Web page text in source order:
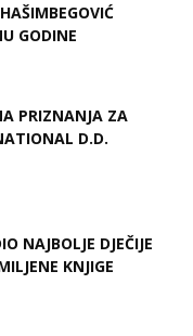
GODINE
PRIZNANJA ZA
D.D.
NAJBOLJE DJEČIJE
KNJIGE